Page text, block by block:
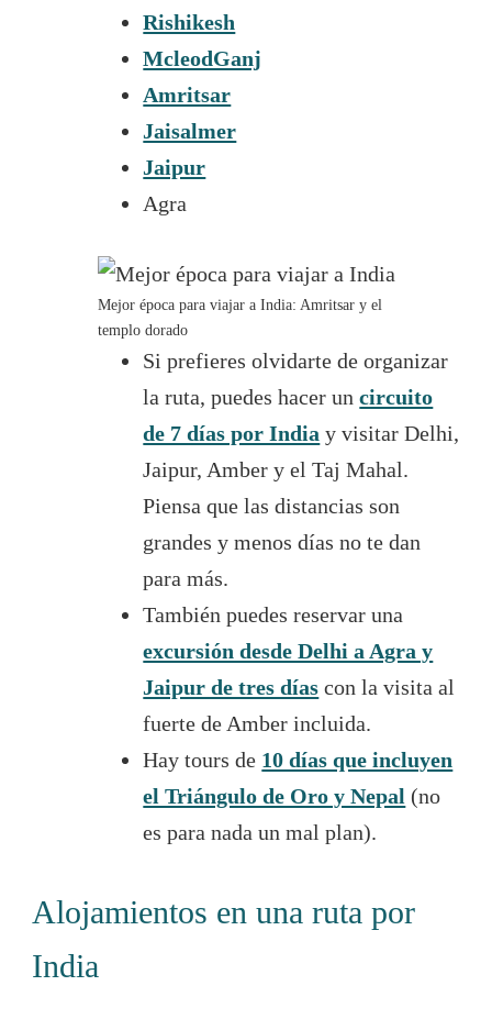
Rishikesh
McleodGanj
Amritsar
Jaisalmer
Jaipur
Agra
Mejor época para viajar a India: Amritsar y el
templo dorado
Si prefieres olvidarte de organizar
la ruta, puedes hacer uncircuito
de 7 días por India y visitar Delhi,
Jaipur, Amber y el Taj Mahal.
Piensa que las distancias son
grandes y menos días no te dan
para más.
También puedes reservar una
excursión desde Delhi a Agra y
Jaipur de tres días con la visita al
fuerte de Amber incluida.
Hay tours de 10 días que incluyen
el Triángulo de Oro y Nepal (no
es para nada un mal plan).
Alojamientos en una ruta por
India